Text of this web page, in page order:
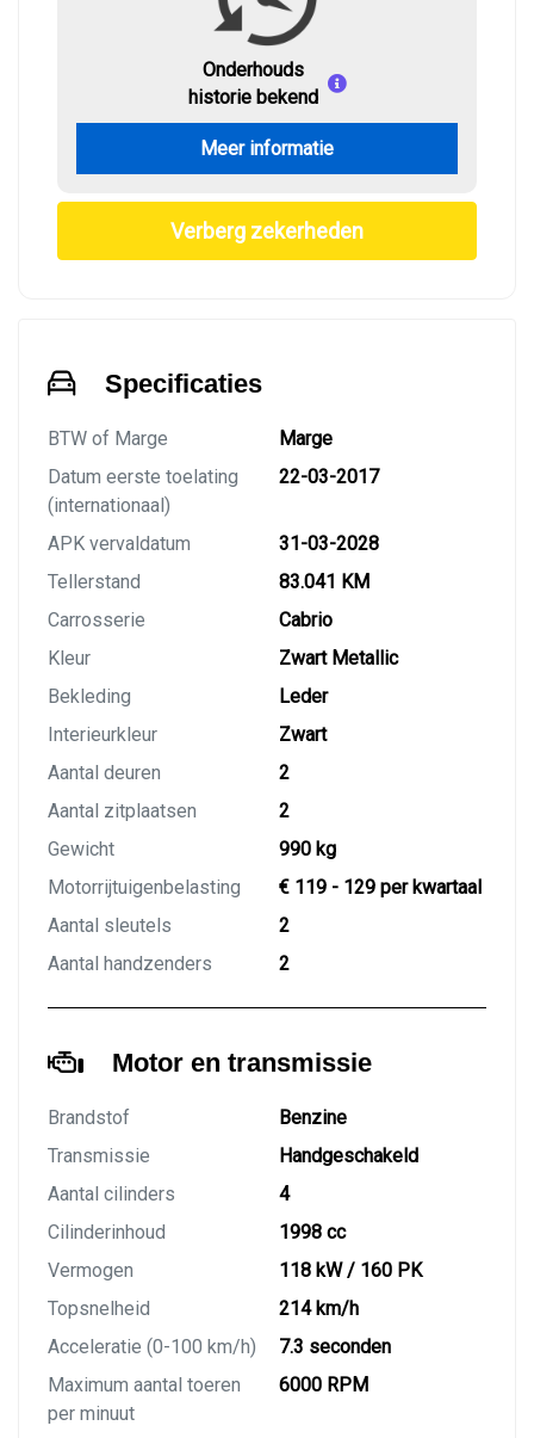
Onderhouds
historie bekend
Meer informatie
Verberg zekerheden
Specificaties
BTW of Marge
Marge
Datum eerste toelating
(internationaal)
22-03-2017
APK vervaldatum
31-03-2028
Tellerstand
83.041 KM
Carrosserie
Cabrio
Kleur
Zwart Metallic
Bekleding
Leder
Interieurkleur
Zwart
Aantal deuren
2
Aantal zitplaatsen
2
Gewicht
990 kg
Motorrijtuigenbelasting
€ 119 - 129 per kwartaal
Aantal sleutels
2
Aantal handzenders
2
Motor en transmissie
Brandstof
Benzine
Transmissie
Handgeschakeld
Aantal cilinders
4
Cilinderinhoud
1998 cc
Vermogen
118 kW / 160 PK
Topsnelheid
214 km/h
Acceleratie (0-100 km/h)
7.3 seconden
Maximum aantal toeren
per minuut
6000 RPM